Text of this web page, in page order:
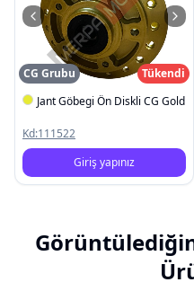
CG Grubu
Tükendi
Jant Göbegi Ön Diskli CG Gold
Kd:111522
Giriş yapınız